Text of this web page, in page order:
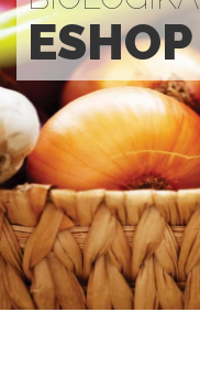
ESHOP